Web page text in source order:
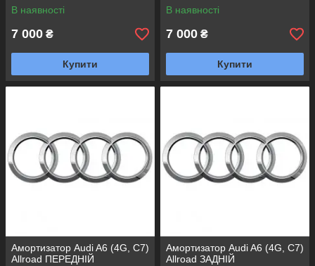
В наявності
7 000 ₴
Купити
В наявності
7 000 ₴
Купити
Амортизатор Audi A6 (4G, C7)
Allroad ПЕРЕДНІЙ
Амортизатор Audi A6 (4G, C7)
Allroad ЗАДНІЙ